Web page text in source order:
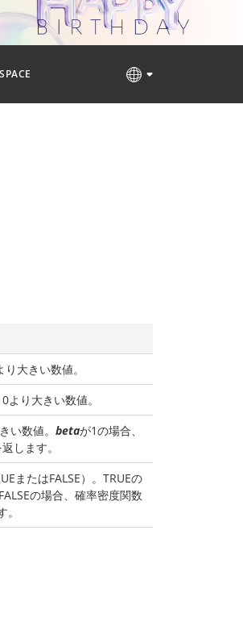
大きい数値。
り大きい数値。
い数値。 betaが1の場合、
します。
またはFALSE）。TRUEの
の場合、確率密度関数